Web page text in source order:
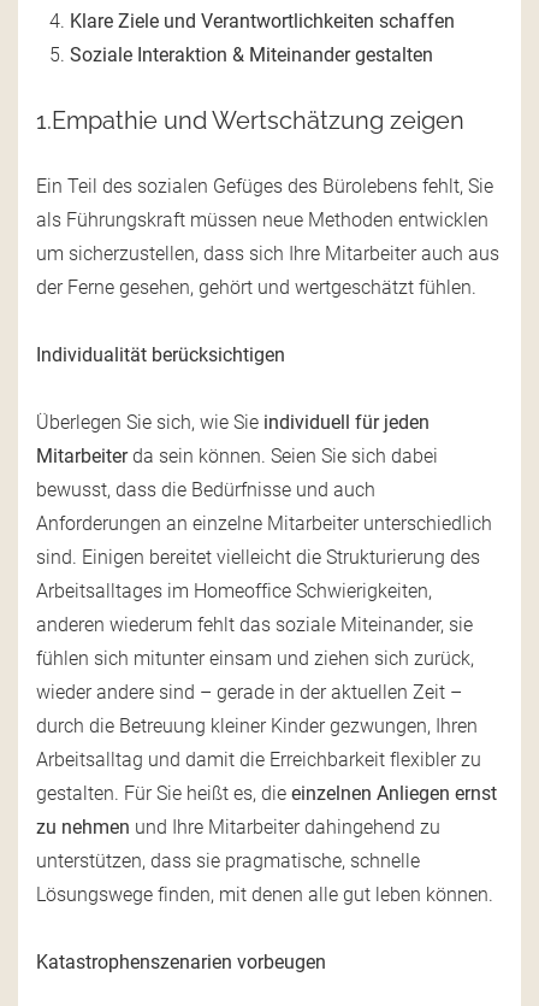
Klare Ziele und Verantwortlichkeiten schaffen
Soziale Interaktion & Miteinander gestalten
1.Empathie und Wertschätzung zeigen
Ein Teil des sozialen Gefüges des Bürolebens fehlt, Sie
als Führungskraft müssen neue Methoden entwicklen
um sicherzustellen, dass sich Ihre Mitarbeiter auch aus
der Ferne gesehen, gehört und wertgeschätzt fühlen.
Individualität berücksichtigen
Überlegen Sie sich, wie Sie individuell für jeden
Mitarbeiterda sein können. Seien Sie sich dabei
bewusst, dass die Bedürfnisse und auch
Anforderungen an einzelne Mitarbeiter unterschiedlich
sind. Einigen bereitet vielleicht die Strukturierung des
Arbeitsalltages im Homeoffice Schwierigkeiten,
anderen wiederum fehlt das soziale Miteinander, sie
fühlen sich mitunter einsam und ziehen sich zurück,
wieder andere sind – gerade in der aktuellen Zeit –
durch die Betreuung kleiner Kinder gezwungen, Ihren
Arbeitsalltag und damit die Erreichbarkeit flexibler zu
gestalten. Für Sie heißt es, die einzelnen Anliegen ernst
zu nehmen und Ihre Mitarbeiter dahingehend zu
unterstützen, dass sie pragmatische, schnelle
Lösungswege finden, mit denen alle gut leben können.
Katastrophenszenarien vorbeugen